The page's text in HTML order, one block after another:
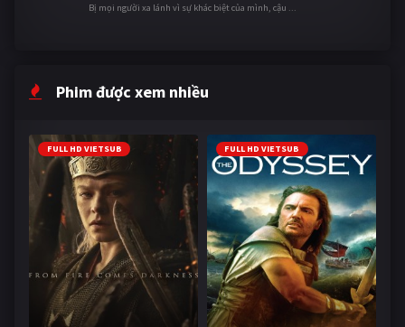
Bị mọi người xa lánh vì sự khác biệt của mình, cậu ...
Phim được xem nhiều
FULL HD VIETSUB FULL HD VIETSUB